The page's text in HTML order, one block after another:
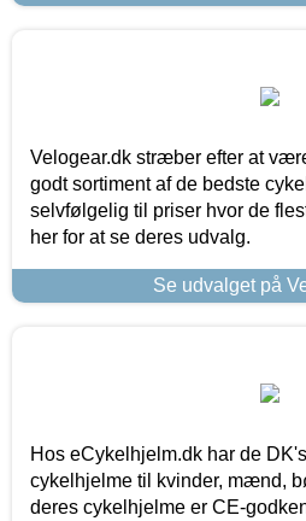
Velogear.dk stræber efter at
godt sortiment af de bedste
selvfølgelig til priser hvor de
her for at se deres udvalg.
Se udvalget på
Hos eCykelhjelm.dk har de
cykelhjelme til kvinder, mænd,
deres cykelhjelme er CE-